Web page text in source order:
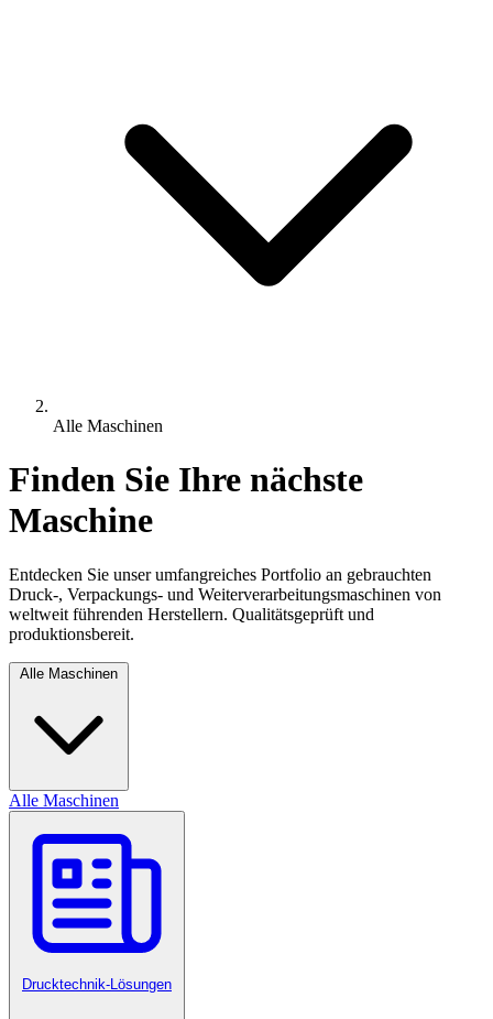
Alle Maschinen
Finden Sie Ihre nächste
Maschine
Entdecken Sie unser umfangreiches Portfolio an gebrauchten
Druck-, Verpackungs- und Weiterverarbeitungsmaschinen von
weltweit führenden Herstellern. Qualitätsgeprüft und
produktionsbereit.
Alle Maschinen
Alle Maschinen
Drucktechnik-Lösungen